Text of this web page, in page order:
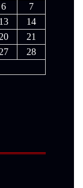
6
7
13
14
20
21
27
28